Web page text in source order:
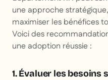
une approche
maximiser les bénéfices
Voici des
une adoption réussie :
1. Évaluer les besoins